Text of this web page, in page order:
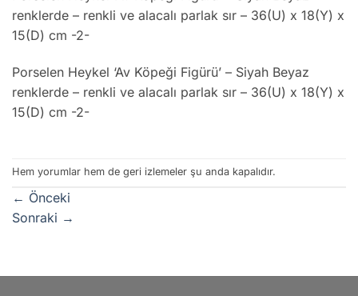
renklerde – renkli ve alacalı parlak sır – 36(U) x 18(Y) x
15(D) cm -2-
Porselen Heykel ‘Av Köpeği Figürü’ – Siyah Beyaz
renklerde – renkli ve alacalı parlak sır – 36(U) x 18(Y) x
15(D) cm -2-
Hem yorumlar hem de geri izlemeler şu anda kapalıdır.
← Önceki
Sonraki →